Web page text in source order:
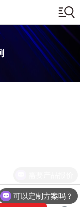
可以定制方案吗？